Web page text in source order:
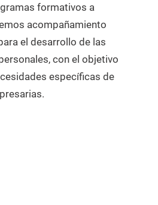
formativos a
acompañamiento
el desarrollo de las
con el objetivo
específicas de